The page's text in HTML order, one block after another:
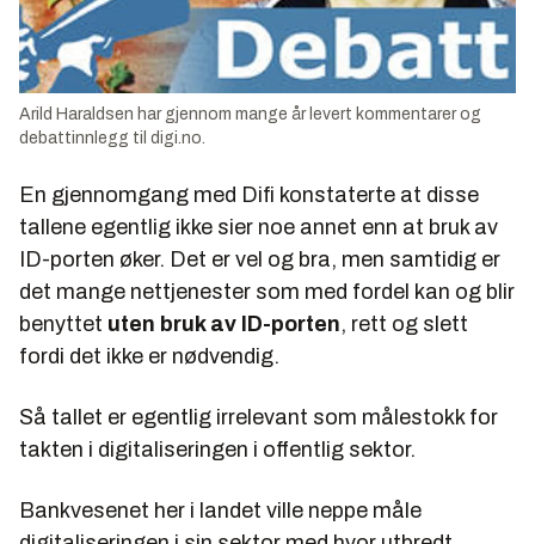
Arild Haraldsen har gjennom mange år levert kommentarer og
debattinnlegg til digi.no.
En gjennomgang med Difi konstaterte at disse
tallene egentlig ikke sier noe annet enn at bruk av
ID-porten øker. Det er vel og bra, men samtidig er
det mange nettjenester som med fordel kan og blir
benyttet uten bruk av ID-porten, rett og slett
fordi det ikke er nødvendig.
Så tallet er egentlig irrelevant som målestokk for
takten i digitaliseringen i offentlig sektor.
Bankvesenet her i landet ville neppe måle